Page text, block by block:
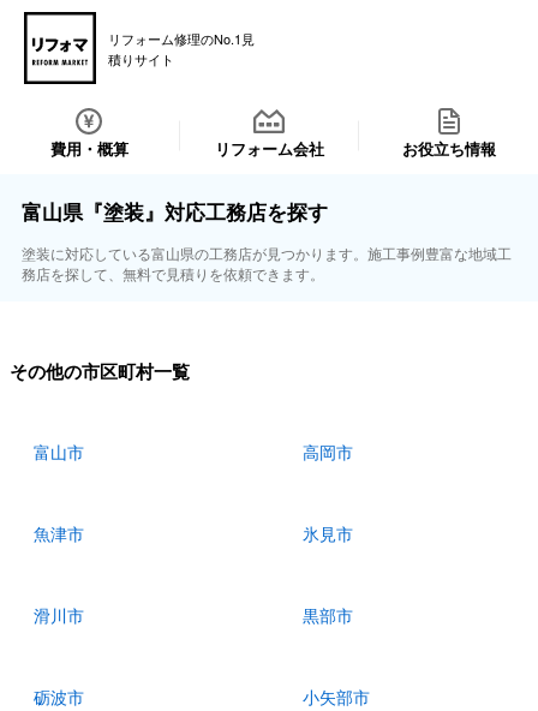
リフォーム修理のNo.1見
積りサイト
費用・概算 リフォーム会社 お役立ち情報
富山県『塗装』対応工務店を探す
塗装に対応している富山県の工務店が見つかります。施工事例豊富な地域工
務店を探して、無料で見積りを依頼できます。
その他の市区町村一覧
富山市 高岡市
魚津市 氷見市
滑川市 黒部市
砺波市 小矢部市